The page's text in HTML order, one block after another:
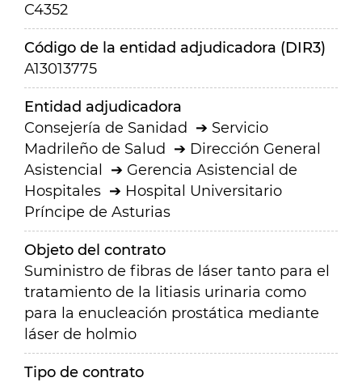
C4352
Código de la entidad adjudicadora (DIR3)
A13013775
Entidad adjudicadora
Consejería de Sanidad
Servicio
Madrileño de Salud
Dirección General
Asistencial
Gerencia Asistencial de
Hospitales
Hospital Universitario
Príncipe de Asturias
Objeto del contrato
Suministro de fibras de láser tanto para el
tratamiento de la litiasis urinaria como
para la enucleación prostática mediante
láser de holmio
Tipo de contrato